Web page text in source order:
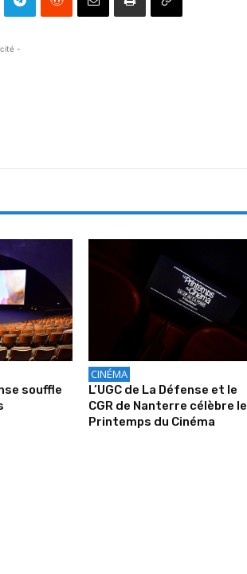
-
souffle
CINÉMA
L’UGC de La Défense et le
CGR de Nanterre célèbre le
Printemps du Cinéma